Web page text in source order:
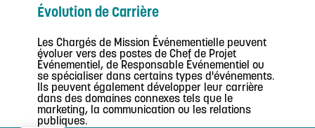
Évolution de Carrière
Les Chargés de Mission Événementielle peuvent
évoluer vers des postes de Chef de Projet
Événementiel, de Responsable Événementiel ou
se spécialiser dans certains types d'événements.
Ils peuvent également développer leur carrière
dans des domaines connexes tels que le
marketing, la communication ou les relations
publiques.